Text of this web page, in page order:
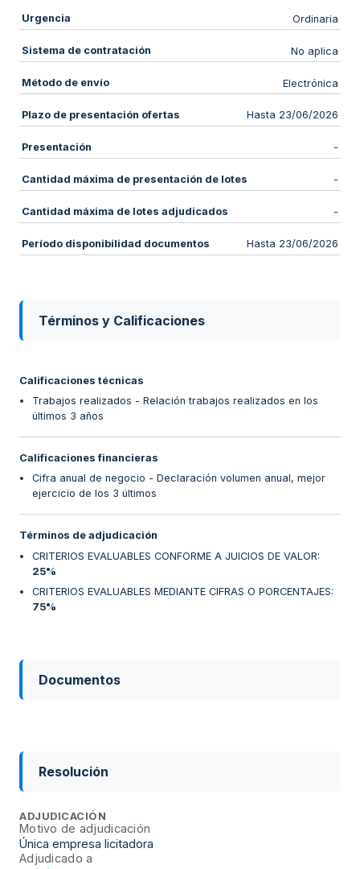
Urgencia Ordinaria
Sistema de contratación No aplica
Método de envío Electrónica
Plazo de presentación ofertas Hasta 23/06/2026
Presentación -
Cantidad máxima de presentación de lotes -
Cantidad máxima de lotes adjudicados -
Período disponibilidad documentos Hasta 23/06/2026
Términos y Calificaciones
Calificaciones técnicas
Trabajos realizados - Relación trabajos realizados en los
últimos 3 años
Calificaciones financieras
Cifra anual de negocio - Declaración volumen anual, mejor
ejercicio de los 3 últimos
Términos de adjudicación
CRITERIOS EVALUABLES CONFORME A JUICIOS DE VALOR:
25%
CRITERIOS EVALUABLES MEDIANTE CIFRAS O PORCENTAJES:
75%
Documentos
Resolución
ADJUDICACIÓN
Motivo de adjudicación
Única empresa licitadora
Adjudicado a